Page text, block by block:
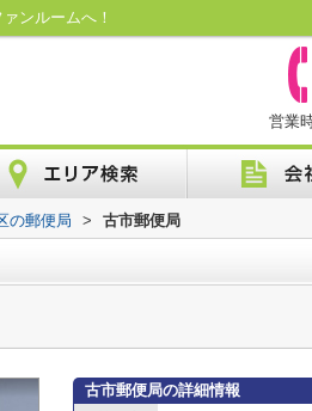
ンルームへ！
営業
の郵便局 > 古市郵便局
古市郵便局の詳細情報